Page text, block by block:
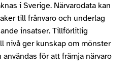
i Sverige. Närvarodata kan
till frånvaro och underlag
insatser. Tillförlitlig
nivå ger kunskap om mönster
för att främja närvaro